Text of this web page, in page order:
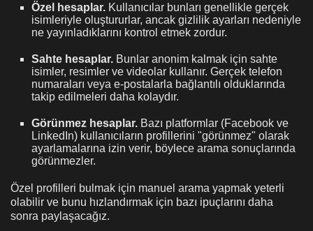
Özel hesaplar. Kullanıcılar bunları genellikle gerçek
isimleriyle oluştururlar, ancak gizlilik ayarları nedeniyle
ne yayınladıklarını kontrol etmek zordur.
Sahte hesaplar. Bunlar anonim kalmak için sahte
isimler, resimler ve videolar kullanır. Gerçek telefon
numaraları veya e-postalarla bağlantılı olduklarında
takip edilmeleri daha kolaydır.
Görünmez hesaplar. Bazı platformlar (Facebook ve
LinkedIn) kullanıcıların profillerini "görünmez" olarak
ayarlamalarına izin verir, böylece arama sonuçlarında
görünmezler.
Özel profilleri bulmak için manuel arama yapmak yeterli
olabilir ve bunu hızlandırmak için bazı ipuçlarını daha
sonra paylaşacağız.